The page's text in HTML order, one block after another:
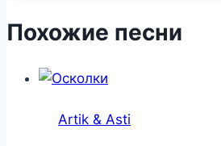
Похожие песни
Artik & Asti